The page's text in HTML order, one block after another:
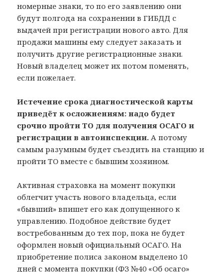
номерные знаки, то по его заявлению они
будут полгода на сохранении в ГИБДД с
выдачей при регистрации нового авто. Для
продажи машины ему следует заказать и
получить другие регистрационные знаки.
Новый владелец может их потом поменять,
если пожелает.
Истечение срока диагностической карты
приведёт к осложнениям: надо будет
срочно пройти ТО для получения ОСАГО и
регистрации в автоинспекции. А потому
самым разумным будет съездить на станцию и
пройти ТО вместе с бывшим хозяином.
Активная страховка на момент покупки
облегчит участь нового владельца, если
«бывший» впишет его как допущенного к
управлению. Подобное действие будет
востребованным до тех пор, пока не будет
оформлен новый официальный ОСАГО. На
приобретение полиса законом выделено 10
дней с момента покупки (ФЗ №40 «Об осаго»